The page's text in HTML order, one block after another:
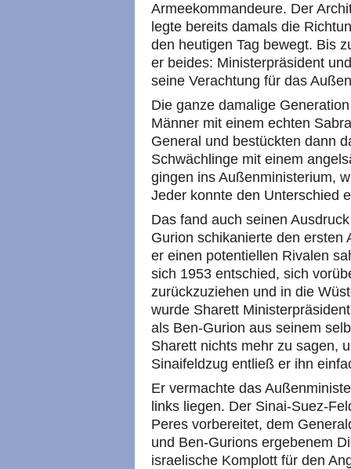
Armeekommandeure. Der
legte bereits damals die
den heutigen Tag bewegt. Bis
er beides: Ministerpräsident
seine Verachtung für das
Die ganze damalige
Männer mit einem echten
General und bestückten dann
Schwächlinge mit einem
gingen ins Außenministerium,
Jeder konnte den Unterschied
Das fand auch seinen
Gurion schikanierte den ersten
er einen potentiellen Rivalen
sich 1953 entschied, sich
zurückzuziehen und in die
wurde Sharett
als Ben-Gurion aus seinem
Sharett nichts mehr zu sagen,
Sinaifeldzug entließ er ihn
Er vermachte das
links liegen. Der Sinai-Suez-
Peres vorbereitet, dem
und Ben-Gurions ergebenem
israelische Komplott für den